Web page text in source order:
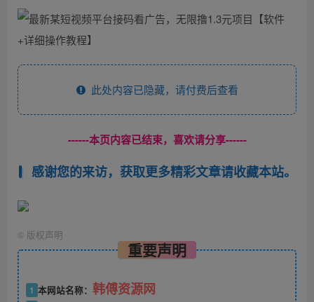
此处内容已隐藏，请付费后查看
------本页内容已结束，喜欢请分享------
感谢您的来访，获取更多精彩文章请收藏本站。
© 版权声明
重要声明
1 本网站名称： 韩傅资源网